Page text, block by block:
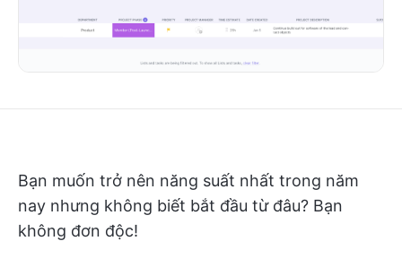
Bạn muốn trở nên năng suất nhất trong năm
nay nhưng không biết bắt đầu từ đâu? Bạn
không đơn độc!